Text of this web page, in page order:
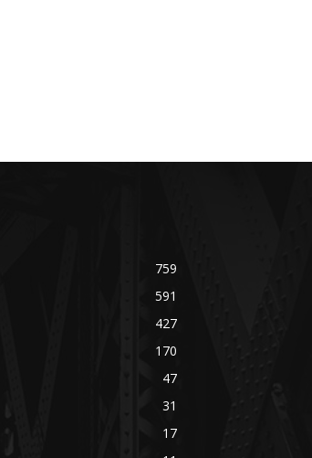
759
591
427
170
47
31
17